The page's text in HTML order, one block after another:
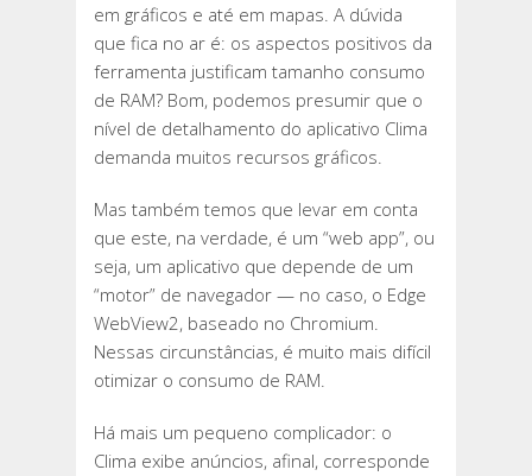
em gráficos e até em mapas. A dúvida
que fica no ar é: os aspectos positivos da
ferramenta justificam tamanho consumo
de RAM? Bom, podemos presumir que o
nível de detalhamento do aplicativo Clima
demanda muitos recursos gráficos.
Mas também temos que levar em conta
que este, na verdade, é um “web app”, ou
seja, um aplicativo que depende de um
“motor” de navegador — no caso, o Edge
WebView2, baseado no Chromium.
Nessas circunstâncias, é muito mais difícil
otimizar o consumo de RAM.
Há mais um pequeno complicador: o
Clima exibe anúncios, afinal, corresponde